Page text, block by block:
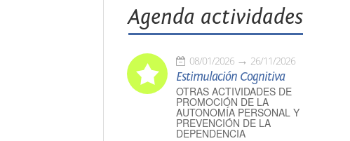
Agenda actividades
08/01/2026 26/11/2026
Estimulación Cognitiva
OTRAS ACTIVIDADES DE
PROMOCIÓN DE LA
AUTONOMÍA PERSONAL Y
PREVENCIÓN DE LA
DEPENDENCIA